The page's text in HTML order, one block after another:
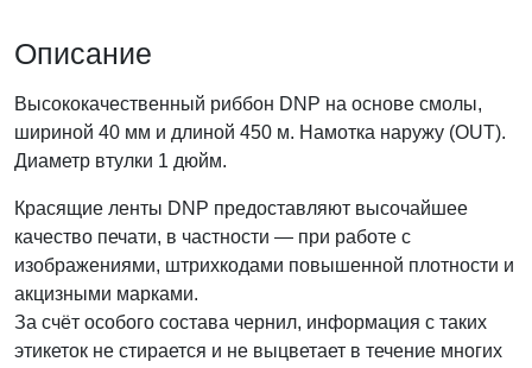
Описание
Высококачественный риббон DNP на основе смолы,
шириной 40 мм и длиной 450 м. Намотка наружу (OUT).
Диаметр втулки 1 дюйм.
Красящие ленты DNP предоставляют высочайшее
качество печати, в частности — при работе с
изображениями, штрихкодами повышенной плотности и
акцизными марками.
За счёт особого состава чернил, информация с таких
этикеток не стирается и не выцветает в течение многих